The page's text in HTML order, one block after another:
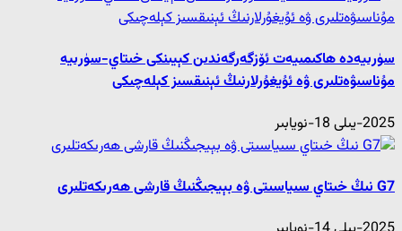
سۈرىيەدە ھاكىمىيەت ئۆزگەرگەندىن كېيىنكى خىتاي-سۈرىيە
مۇناسىۋەتلىرى ۋە ئۇيغۇرلارنىڭ ئېنىقسىز كېلەچىكى
2025-يىلى 18-نويابىر
G7 نىڭ خىتاي سىياسىتى ۋە بېيجىڭنىڭ قارشى ھەرىكەتلىرى